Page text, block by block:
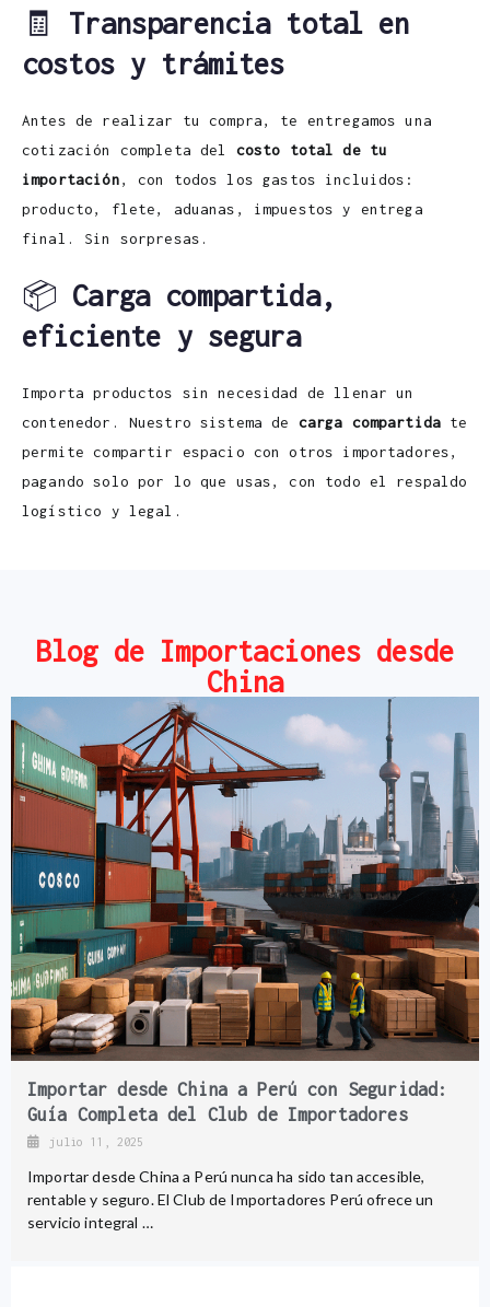
🧾 Transparencia total en
costos y trámites
Antes de realizar tu compra, te entregamos una
cotización completa del costo total de tu
importación, con todos los gastos incluidos:
producto, flete, aduanas, impuestos y entrega
final. Sin sorpresas.
📦 Carga compartida,
eficiente y segura
Importa productos sin necesidad de llenar un
contenedor. Nuestro sistema de carga compartida te
permite compartir espacio con otros importadores,
pagando solo por lo que usas, con todo el respaldo
logístico y legal.
Blog de Importaciones desde
China
Importar desde China a Perú con Seguridad:
Guía Completa del Club de Importadores
julio 11, 2025
Importar desde China a Perú nunca ha sido tan accesible,
rentable y seguro. El Club de Importadores Perú ofrece un
servicio integral …